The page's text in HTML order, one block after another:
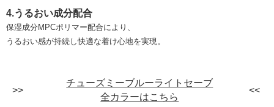
4.うるおい成分配合
保湿成分MPCポリマー配合により、
うるおい感が持続し快適な着け心地を実現。
チューズミーブルーライトセーブ
全カラーはこちら